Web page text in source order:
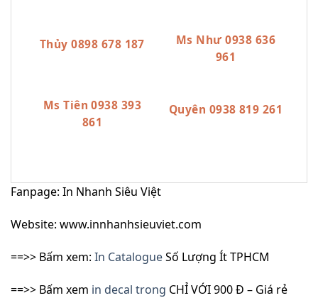
Thủy 0898 678 187
Ms Như 0938 636
961
Ms Tiên 0938 393
861
Quyên 0938 819 261
Fanpage: In Nhanh Siêu Việt
Website: www.innhanhsieuviet.com
==>> Bấm xem: In CatalogueSố Lượng Ít TPHCM
==>> Bấm xem in decal trong CHỈ VỚI 900 Đ – Giá rẻ